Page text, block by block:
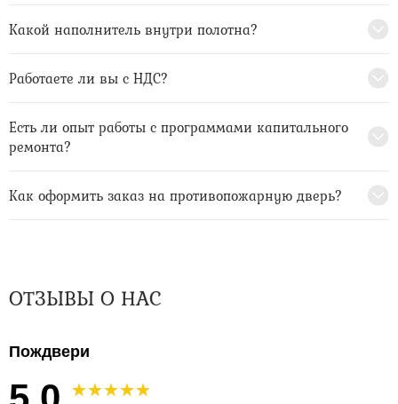
Какой наполнитель внутри полотна?
Работаете ли вы с НДС?
Есть ли опыт работы с программами капитального
ремонта?
Как оформить заказ на противопожарную дверь?
ОТЗЫВЫ О НАС
Пождвери